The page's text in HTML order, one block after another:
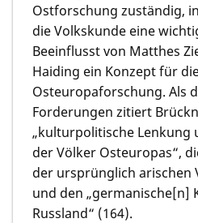
Ostforschung zuständig,
die Volkskunde eine
Beeinflusst von Matthes
Haiding ein Konzept für
Osteuropaforschung. Als
Forderungen zitiert
„kulturpolitische Lenkung
der Völker Osteuropas“,
der ursprünglich arischen
und den „germanische[n]
Russland“ (164).